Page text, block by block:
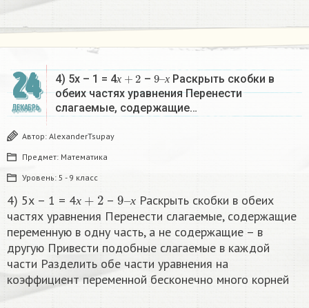
24
ДЕКАБРЬ
4) 5х – 1 = 4х
х+2 – х
9–
х
Раскрыть скобки в
обеих частях уравнения Перенести
слагаемые, содержащие…
Автор: AlexanderTsupay
Предмет: Математика
Уровень: 5 - 9 класс
4) 5х – 1 = 4х – х
9
х
Раскрыть скобки в обеих
частях уравнения Перенести слагаемые, содержащие
переменную в одну часть, а не содержащие – в
другую Привести подобные слагаемые в каждой
части Разделить обе части уравнения на
коэффициент переменной бесконечно много корней​